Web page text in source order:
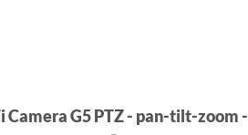
Camera G5 PTZ - pan-tilt-zoom -